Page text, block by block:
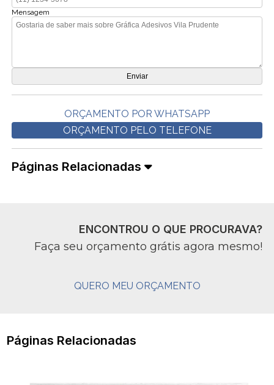
Mensagem
ORÇAMENTO POR WHATSAPP
ORÇAMENTO PELO TELEFONE
Páginas Relacionadas
ENCONTROU O QUE PROCURAVA?
Faça seu orçamento grátis agora mesmo!
QUERO MEU ORÇAMENTO
Páginas Relacionadas